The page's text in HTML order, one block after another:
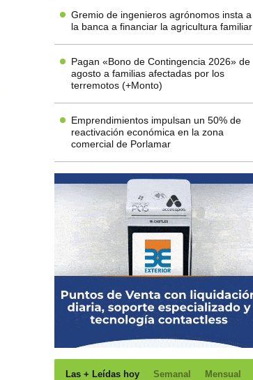
Gremio de ingenieros agrónomos insta a
la banca a financiar la agricultura familiar
Pagan «Bono de Contingencia 2026» de
agosto a familias afectadas por los
terremotos (+Monto)
Emprendimientos impulsan un 50% de
reactivación económica en la zona
comercial de Porlamar
Las + Leídas hoy Semanal Mensual